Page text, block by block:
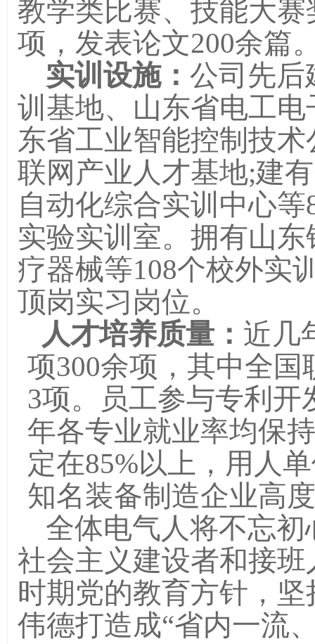
教学类比赛、技能大赛
项，发表论文200余篇
实训设施： 公司先后
训基地、山东省电工
东省工业智能控制技
联网产业人才基地;建
自动化综合实训中心等
实验实训室。拥有山
疗器械等108个校外实
顶岗实习岗位。
人才培养质量： 近几
项300余项，其中全
3项。员工参与专利开
年各专业就业率均保
定在85%以上，用人
知名装备制造企业高
全体电气人将不忘
社会主义建设者和接
时期党的教育方针，
伟德打造成“省内一流